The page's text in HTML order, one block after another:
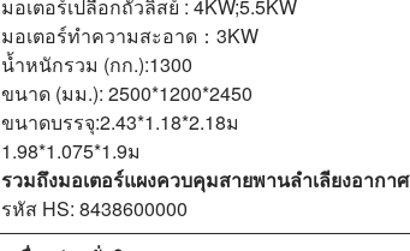
มอเตอร์เปลือกถั่วลิสย์ : 4KW;5.5KW
มอเตอร์ทำความสะอาด：3KW
น้ำหนักรวม (กก.):1300
ขนาด (มม.): 2500*1200*2450
ขนาดบรรจุ:2.43*1.18*2.18ม
1.98*1.075*1.9ม
รวมถึงมอเตอร์แผงควบคุมสายพานลำเลียงอากาศ
รหัส HS: 8438600000